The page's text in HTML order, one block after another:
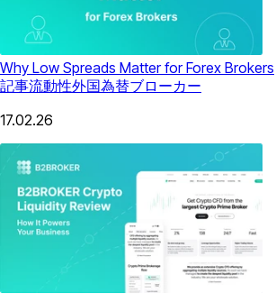
Why Low Spreads Matter for Forex Brokers
記事流動性外国為替ブローカー
17.02.26